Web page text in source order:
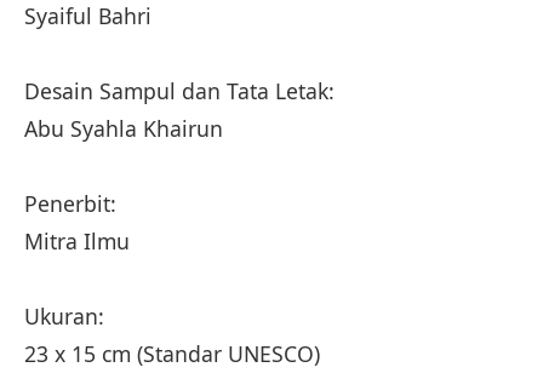
Syaiful Bahri
Desain Sampul dan Tata Letak:
Abu Syahla Khairun
Penerbit:
Mitra Ilmu
Ukuran:
23 x 15 cm (Standar UNESCO)